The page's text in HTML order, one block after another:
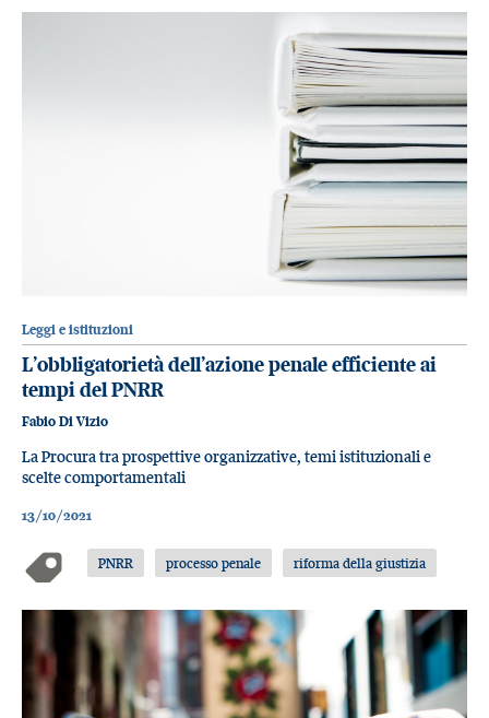
Leggi e istituzioni
L’obbligatorietà dell’azione penale efficiente ai
tempi del PNRR
Fabio Di Vizio
La Procura tra prospettive organizzative, temi istituzionali e
scelte comportamentali
13/10/2021
PNRR processo penale riforma della giustizia